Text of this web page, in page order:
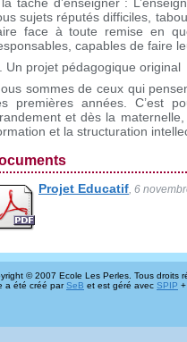
sujets réputés difficiles,
face à toute remise en
capables de faire
Un projet pédagogique original
sommes de ceux qui
premières années. C’est
et dès la
et la structuration
Projet Educatif, 6
© 2007 Ecole Les Perles. Tous droits
a été créé parSeB et est géré avec SPIP +